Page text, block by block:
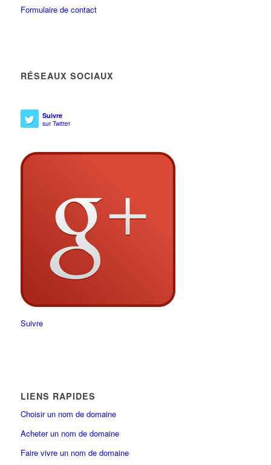
Formulaire de contact
RÉSEAUX SOCIAUX
Suivre
sur Twitter
Suivre
LIENS RAPIDES
Choisir un nom de domaine
Acheter un nom de domaine
Faire vivre un nom de domaine